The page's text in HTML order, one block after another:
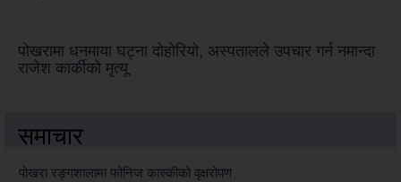
पोखरामा धनमाया घट्ना दोहोरियो, अस्पतालले उपचार गर्न नमान्दा
राजेश कार्कीको मृत्यू
समाचार
पोखरा रङ्गशालामा फोनिज कास्कीको वृक्षरोपण